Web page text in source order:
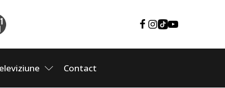
Contact